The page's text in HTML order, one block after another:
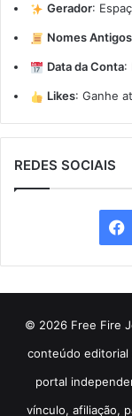
Gerador:
Nomes Antigos
Data da Conta:
Likes: Ganhe
REDES SOCIAIS
© 2026 Free Fire
conteúdo editorial
portal
vínculo, afiliação,